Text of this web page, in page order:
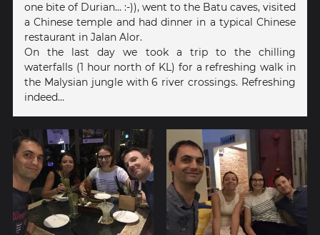
one bite of Durian... :-)), went to the Batu caves, visited
a Chinese temple and had dinner in a typical Chinese
restaurant in Jalan Alor.
On the last day we took a trip to the chilling
waterfalls (1 hour north of KL) for a refreshing walk in
the Malysian jungle with 6 river crossings. Refreshing
indeed...